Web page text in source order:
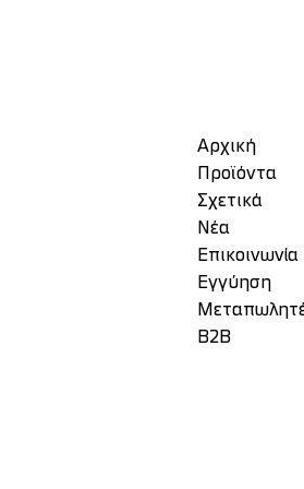
Αρχική
Προϊόντα
Σχετικά
Νέα
Επικοινωνία
Eγγύηση
Β2Β